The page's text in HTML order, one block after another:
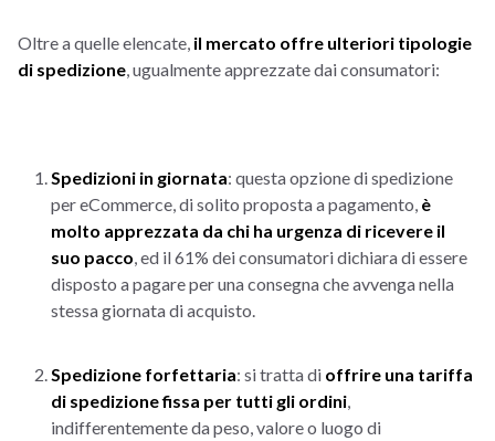
Oltre a quelle elencate, il mercato offre ulteriori tipologie
di spedizione , ugualmente apprezzate dai consumatori:
Spedizioni in giornata: questa opzione di spedizione
per eCommerce, di solito proposta a pagamento, è
molto apprezzata da chi ha urgenza di ricevere il
suo pacco , ed il 61% dei consumatori dichiara di essere
disposto a pagare per una consegna che avvenga nella
stessa giornata di acquisto.
Spedizione forfettaria: si tratta di offrire una tariffa
di spedizione fissa per tutti gli ordini
indifferentemente da peso, valore o luogo di